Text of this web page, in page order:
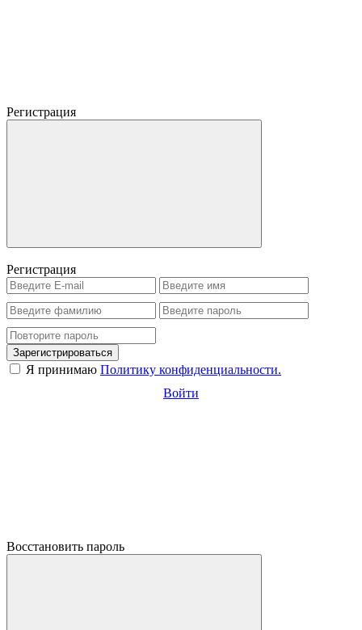
Регистрация
Регистрация
Зарегистрироваться
Я принимаю Политику конфиденциальности.
Войти
Восстановить пароль